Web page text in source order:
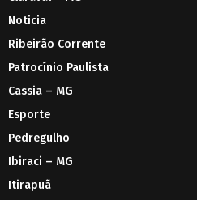
Noticia
Ribeirão Corrente
Patrocínio Paulista
Cassia – MG
Esporte
Pedregulho
Ibiraci – MG
Itirapuã